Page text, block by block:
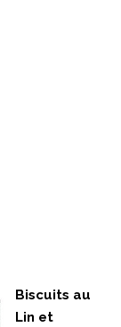
Biscuits au
Lin et